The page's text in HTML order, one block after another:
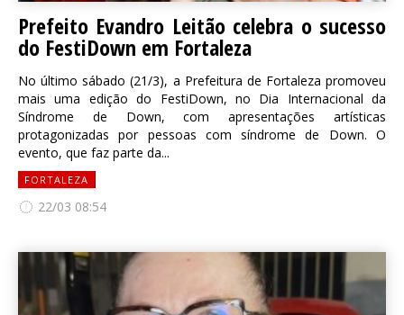
Prefeito Evandro Leitão celebra o sucesso
do FestiDown em Fortaleza
No último sábado (21/3), a Prefeitura de Fortaleza promoveu
mais uma edição do FestiDown, no Dia Internacional da
Síndrome de Down, com apresentações artísticas
protagonizadas por pessoas com síndrome de Down. O
evento, que faz parte da...
FORTALEZA
22/03 08:54